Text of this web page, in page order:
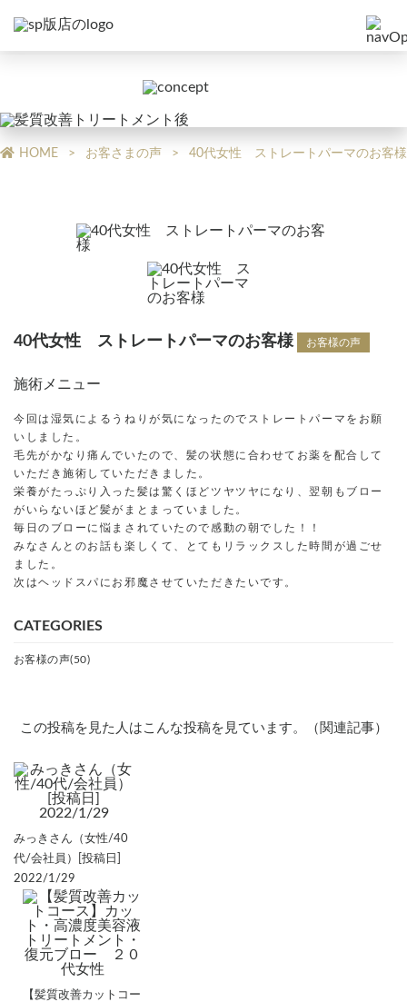
HOME お客さまの声 40代女性 ストレートパーマのお客様
40代女性 ストレートパーマのお客様 お客様の声
施術メニュー
今回は湿気によるうねりが気になったのでストレートパーマをお願
いしました。
毛先がかなり痛んでいたので、髪の状態に合わせてお薬を配合して
いただき施術していただきました。
栄養がたっぷり入った髪は驚くほどツヤツヤになり、翌朝もブロー
がいらないほど髪がまとまっていました。
毎日のブローに悩まされていたので感動の朝でした！！
みなさんとのお話も楽しくて、とてもリラックスした時間が過ごせ
ました。
次はヘッドスパにお邪魔させていただきたいです。
CATEGORIES
お客様の声(50)
この投稿を見た人はこんな投稿を見ています。（関連記事）
みっきさん（女性/40
代/会社員）[投稿日]
2022/1/29
【髪質改善カットコー